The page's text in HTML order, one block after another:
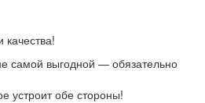
самой выгодной — обязательно
устроит обе стороны!